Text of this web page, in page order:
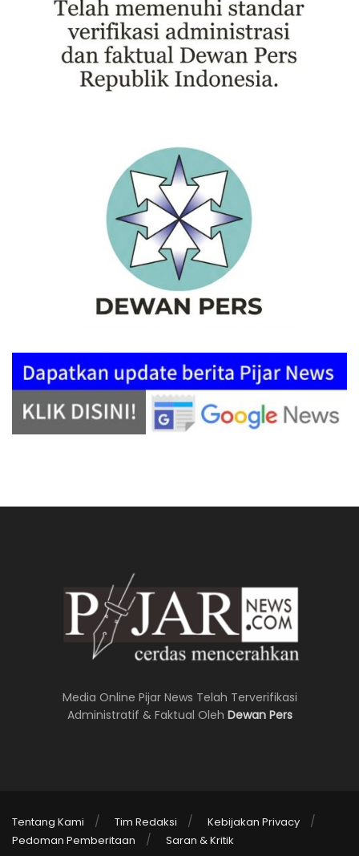
Media Online Pijar News Telah Terverifikasi
Administratif & Faktual Oleh Dewan Pers
Tentang Kami Tim Redaksi
Kebijakan Privacy
Pedoman Pemberitaan
Saran & Kritik